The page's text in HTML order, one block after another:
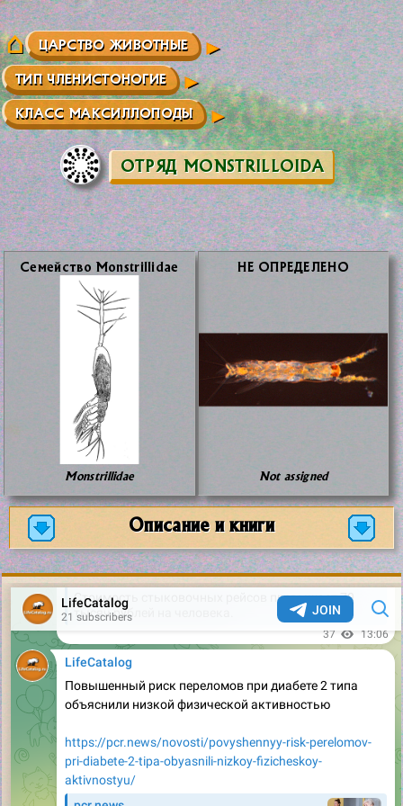
ЦАРСТВО ЖИВОТНЫЕ
ТИП ЧЛЕНИСТОНОГИЕ
КЛАСС МАКСИЛЛОПОДЫ
ОТРЯД MONSTRILLOIDA
Се­мей­ство Monstrillidae
Monstrillidae
НЕ ОПРЕ­ДЕ­ЛЕ­НО
Not assigned
Описание и книги